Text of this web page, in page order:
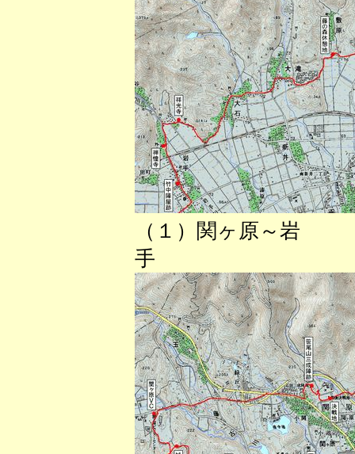
（１）関ヶ原～岩